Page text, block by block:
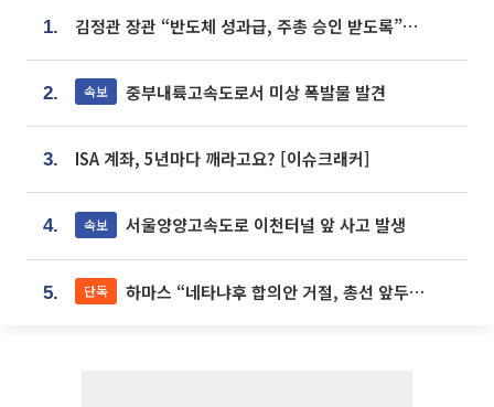
1. 김정관 장관 “반도체 성과급, 주총 승인 받도록”…상법·자본시장법 개정 시사
2. 속보 중부내륙고속도로서 미상 폭발물 발견
3. ISA 계좌, 5년마다 깨라고요? [이슈크래커]
4. 속보 서울양양고속도로 이천터널 앞 사고 발생
5. 단독 하마스 “네타냐후 합의안 거절, 총선 앞두고 시간 끌기”